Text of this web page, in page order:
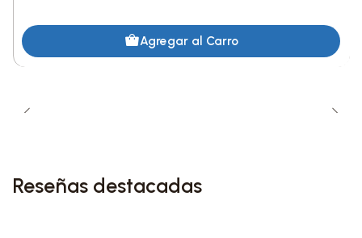
Agregar al Carro
Reseñas destacadas